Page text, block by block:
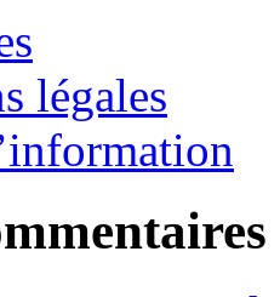
légales